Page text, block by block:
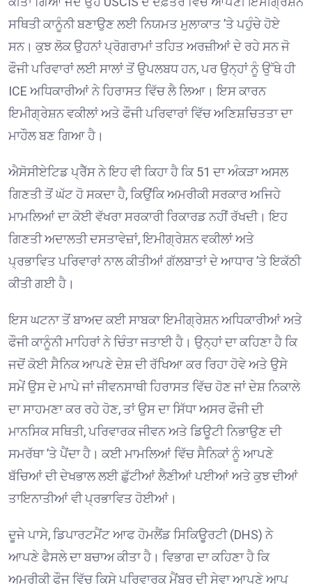
ਸਥਿਤੀ ਕਾਨੂੰਨੀ ਬਣਾਉਣ ਲਈ ਨਿਯਮਤ ਮੁਲਾਕਾਤ ’ਤੇ ਪਹੁੰਚੇ ਹੋਏ
ਸਨ। ਕੁਝ ਲੋਕ ਉਹਨਾਂ ਪ੍ਰੋਗਰਾਮਾਂ ਤਹਿਤ ਅਰਜ਼ੀਆਂ ਦੇ ਰਹੇ ਸਨ ਜੋ
ਫੌਜੀ ਪਰਿਵਾਰਾਂ ਲਈ ਸਾਲਾਂ ਤੋਂ ਉਪਲਬਧ ਹਨ, ਪਰ ਉਨ੍ਹਾਂ ਨੂੰ ਉੱਥੇ ਹੀ
ICE ਅਧਿਕਾਰੀਆਂ ਨੇ ਹਿਰਾਸਤ ਵਿੱਚ ਲੈ ਲਿਆ। ਇਸ ਕਾਰਨ
ਇਮੀਗ੍ਰੇਸ਼ਨ ਵਕੀਲਾਂ ਅਤੇ ਫੌਜੀ ਪਰਿਵਾਰਾਂ ਵਿੱਚ ਅਣਿਸ਼ਚਿਤਤਾ ਦਾ
ਮਾਹੌਲ ਬਣ ਗਿਆ ਹੈ। ⁠
ਐਸੋਸੀਏਟਿਡ ਪ੍ਰੈੱਸ ਨੇ ਇਹ ਵੀ ਕਿਹਾ ਹੈ ਕਿ 51 ਦਾ ਅੰਕੜਾ ਅਸਲ
ਗਿਣਤੀ ਤੋਂ ਘੱਟ ਹੋ ਸਕਦਾ ਹੈ, ਕਿਉਂਕਿ ਅਮਰੀਕੀ ਸਰਕਾਰ ਅਜਿਹੇ
ਮਾਮਲਿਆਂ ਦਾ ਕੋਈ ਵੱਖਰਾ ਸਰਕਾਰੀ ਰਿਕਾਰਡ ਨਹੀਂ ਰੱਖਦੀ। ਇਹ
ਗਿਣਤੀ ਅਦਾਲਤੀ ਦਸਤਾਵੇਜ਼ਾਂ, ਇਮੀਗ੍ਰੇਸ਼ਨ ਵਕੀਲਾਂ ਅਤੇ
ਪ੍ਰਭਾਵਿਤ ਪਰਿਵਾਰਾਂ ਨਾਲ ਕੀਤੀਆਂ ਗੱਲਬਾਤਾਂ ਦੇ ਆਧਾਰ ’ਤੇ ਇਕੱਠੀ
ਕੀਤੀ ਗਈ ਹੈ। ⁠
ਇਸ ਘਟਨਾ ਤੋਂ ਬਾਅਦ ਕਈ ਸਾਬਕਾ ਇਮੀਗ੍ਰੇਸ਼ਨ ਅਧਿਕਾਰੀਆਂ ਅਤੇ
ਫੌਜੀ ਕਾਨੂੰਨੀ ਮਾਹਿਰਾਂ ਨੇ ਚਿੰਤਾ ਜਤਾਈ ਹੈ। ਉਨ੍ਹਾਂ ਦਾ ਕਹਿਣਾ ਹੈ ਕਿ
ਜਦੋਂ ਕੋਈ ਸੈਨਿਕ ਆਪਣੇ ਦੇਸ਼ ਦੀ ਰੱਖਿਆ ਕਰ ਰਿਹਾ ਹੋਵੇ ਅਤੇ ਉਸੇ
ਸਮੇਂ ਉਸ ਦੇ ਮਾਪੇ ਜਾਂ ਜੀਵਨਸਾਥੀ ਹਿਰਾਸਤ ਵਿੱਚ ਹੋਣ ਜਾਂ ਦੇਸ਼ ਨਿਕਾਲੇ
ਦਾ ਸਾਹਮਣਾ ਕਰ ਰਹੇ ਹੋਣ, ਤਾਂ ਉਸ ਦਾ ਸਿੱਧਾ ਅਸਰ ਫੌਜੀ ਦੀ
ਮਾਨਸਿਕ ਸਥਿਤੀ, ਪਰਿਵਾਰਕ ਜੀਵਨ ਅਤੇ ਡਿਊਟੀ ਨਿਭਾਉਣ ਦੀ
ਸਮਰੱਥਾ ’ਤੇ ਪੈਂਦਾ ਹੈ। ਕਈ ਮਾਮਲਿਆਂ ਵਿੱਚ ਸੈਨਿਕਾਂ ਨੂੰ ਆਪਣੇ
ਬੱਚਿਆਂ ਦੀ ਦੇਖਭਾਲ ਲਈ ਛੁੱਟੀਆਂ ਲੈਣੀਆਂ ਪਈਆਂ ਅਤੇ ਕੁਝ ਦੀਆਂ
ਤਾਇਨਾਤੀਆਂ ਵੀ ਪ੍ਰਭਾਵਿਤ ਹੋਈਆਂ। ⁠
ਦੂਜੇ ਪਾਸੇ, ਡਿਪਾਰਟਮੈਂਟ ਆਫ ਹੋਮਲੈਂਡ ਸਿਕਿਊਰਟੀ (DHS) ਨੇ
ਆਪਣੇ ਫੈਸਲੇ ਦਾ ਬਚਾਅ ਕੀਤਾ ਹੈ। ਵਿਭਾਗ ਦਾ ਕਹਿਣਾ ਹੈ ਕਿ
ਅਮਰੀਕੀ ਫੌਜ ਵਿੱਚ ਕਿਸੇ ਪਰਿਵਾਰਕ ਮੈਂਬਰ ਦੀ ਸੇਵਾ ਆਪਣੇ ਆਪ